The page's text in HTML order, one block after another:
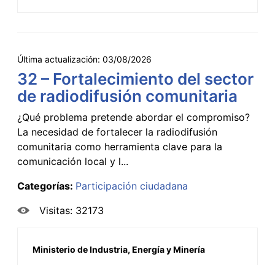
Última actualización: 03/08/2026
32 – Fortalecimiento del sector
de radiodifusión comunitaria
¿Qué problema pretende abordar el compromiso?
La necesidad de fortalecer la radiodifusión
comunitaria como herramienta clave para la
comunicación local y l...
Categorías: Participación ciudadana
Visitas: 32173
Ministerio de Industria, Energía y Minería